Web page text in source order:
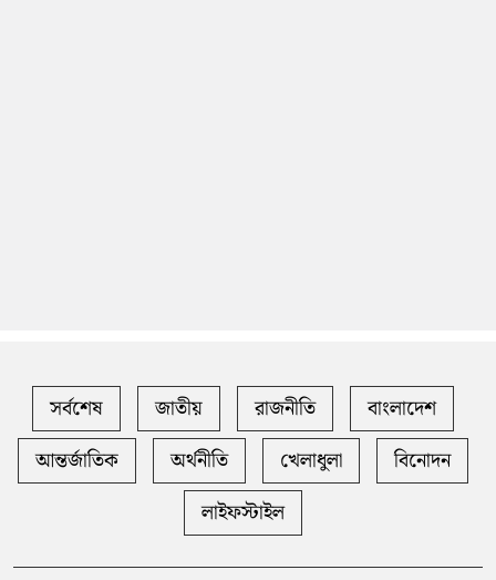
সর্বশেষ জাতীয় রাজনীতি
বাংলাদেশ
আন্তর্জাতিক
অর্থনীতি খেলাধুলা
বিনোদন
লাইফস্টাইল